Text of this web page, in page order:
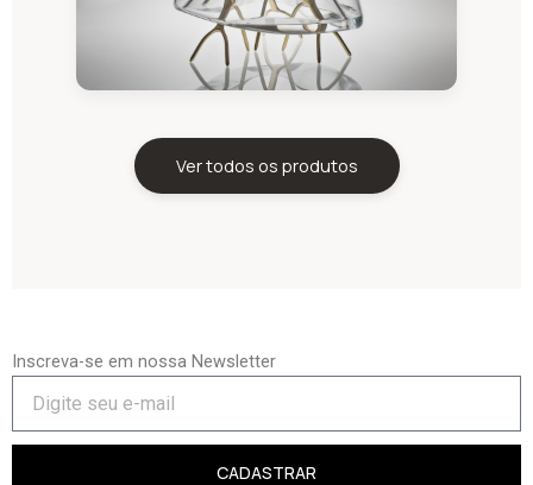
Ver todos os produtos
Inscreva-se em nossa Newsletter
CADASTRAR